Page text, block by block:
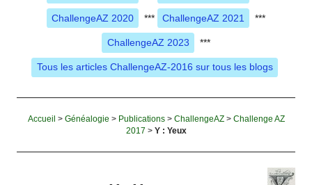
ChallengeAZ 2020 *** ChallengeAZ 2021 ***
ChallengeAZ 2023 ***
Tous les articles ChallengeAZ-2016 sur tous les blogs
Accueil > Généalogie > Publications> ChallengeAZ> Challenge AZ
2017 > Y : Yeux